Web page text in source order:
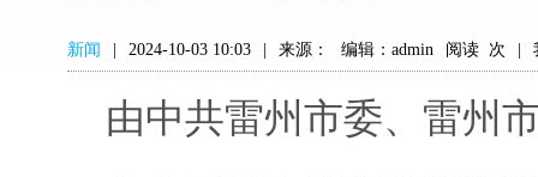
新闻 2024-10-03 10:03 来源： 编辑：admin 阅读 次
由中共雷州市委、雷州